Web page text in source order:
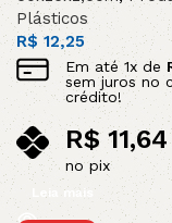
Plásticos
R$ 12,25
Em até 1x de
sem juros no
crédito!
R$11,64
no pix
Leia mais